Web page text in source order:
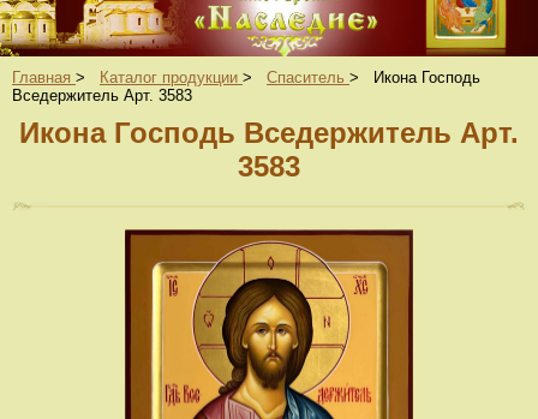
Главная > Каталог продукции > Спаситель >
Икона Господь
Вседержитель Арт. 3583
Икона Господь Вседержитель Арт.
3583